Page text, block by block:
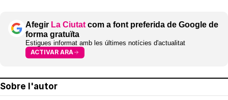
Afegir La Ciutat com a font preferida de Google de
forma gratuïta
Estigues informat amb les últimes notícies d'actualitat
ACTIVAR ARA
Sobre l'autor